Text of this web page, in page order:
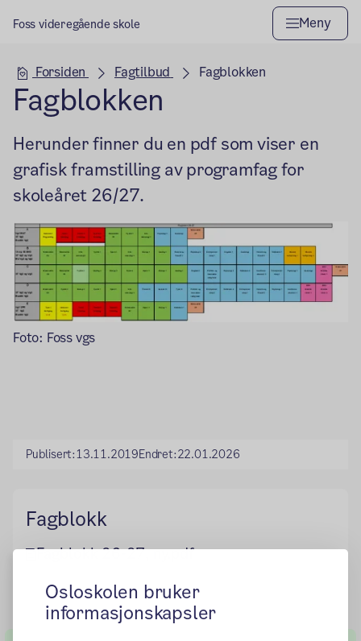
Osloskolen bruker
informasjonskapsler
Foss videregående skole Meny
Hovedseksjon
Forsiden Fagtilbud Fagblokken
Fagblokken
Herunder finner du en pdf som viser en
grafisk framstilling av programfag for
skoleåret 26/27.
Foto: Foss vgs
Publisert:13.11.2019Endret:22.01.2026
Fagblokk
Fagblokk 26-27, ny.pdf